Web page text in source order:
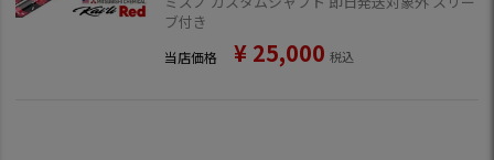
ブ付き
当店価格 ¥ 25,000 税込